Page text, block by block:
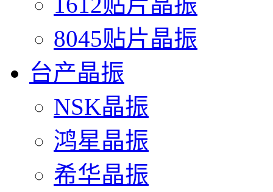
8045贴片晶振
台产晶振
NSK晶振
鸿星晶振
希华晶振